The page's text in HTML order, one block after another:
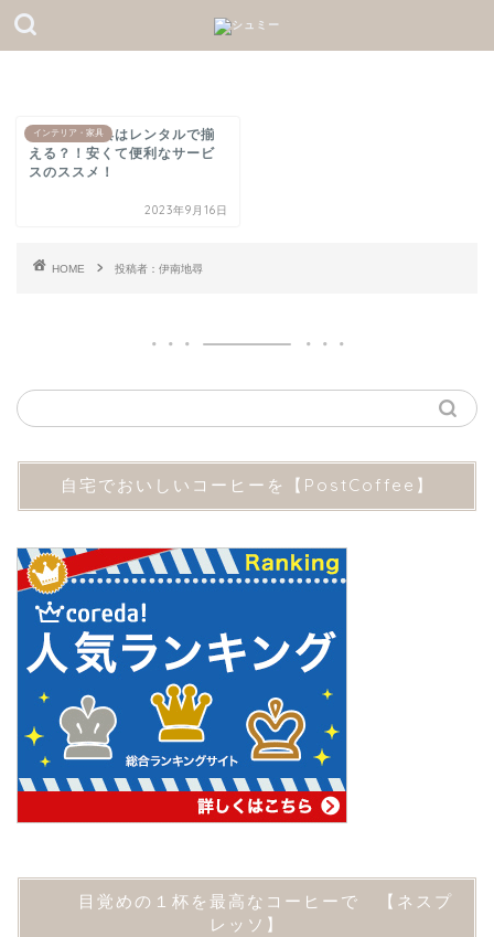
インテリア・家具
夢の高級家具はレンタルで揃
える？！安くて便利なサービ
スのススメ！
2023年9月16日
HOME 投稿者：伊南地尋
自宅でおいしいコーヒーを【PostCoffee】
目覚めの１杯を最高なコーヒーで 【ネスプ
レッソ】